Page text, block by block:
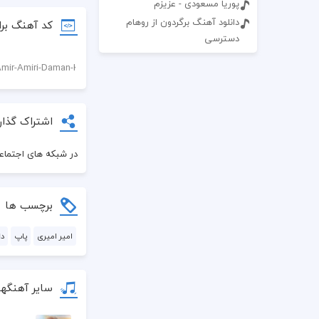
پوریا مسعودی - عزیزم
دانلود آهنگ برگردون از روهام
دسترسی
کد آهنگ
اشتراک
در شبکه های
برچسب ها
امیر امیری پاپ
سایر